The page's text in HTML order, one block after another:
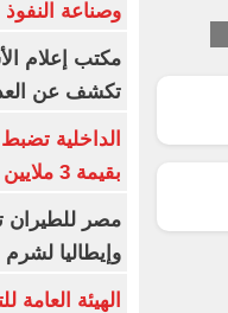
وصناعة
مكتب إعلام
تكشف عن
بقيمة 3 ملايين
مصر للطيران
وإيطاليا
الهيئة